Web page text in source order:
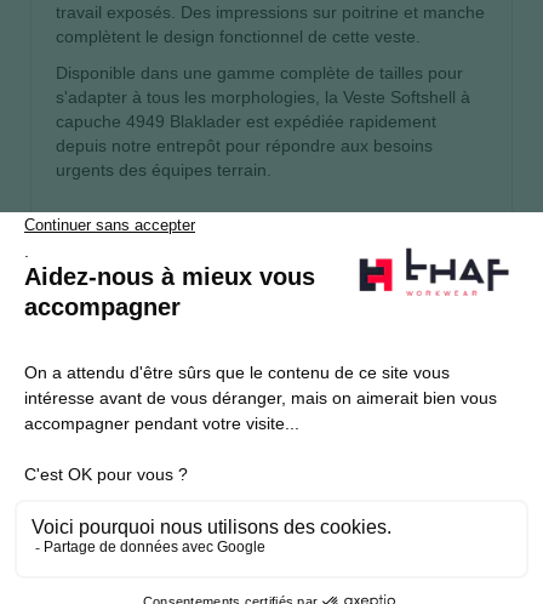
travail exposés. Des impressions sur poitrine et manche
complètent le design fonctionnel de cette veste.
Disponible dans une gamme complète de tailles pour
s'adapter à tous les morphologies, la Veste Softshell à
capuche 4949 Blaklader est expédiée rapidement
depuis notre entrepôt pour répondre aux besoins
urgents des équipes terrain.
Je souhaite m'inscrire à la newsletter Thaf Workwear
Produits THAF